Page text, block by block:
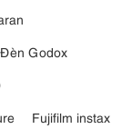
Đèn Godox
Fujifilm instax